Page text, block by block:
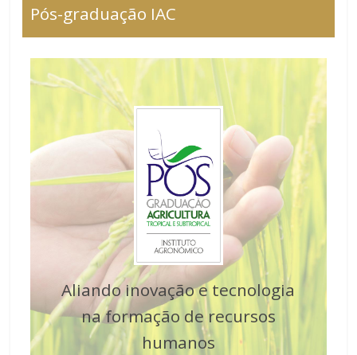
Pós-graduação IAC
Aliando inovação e tecnologia
na formação de recursos
humanos